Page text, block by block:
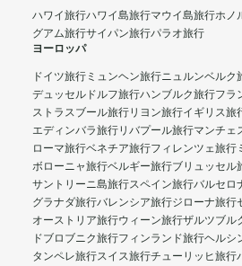
ハワイ旅行ハワイ島旅行マウイ島旅行ホノ
グアム旅行サイパン旅行パラオ旅行
ヨーロッパ
ドイツ旅行 ミュンヘン旅行ニュルンベルク
デュッセルドルフ旅行ハンブルク旅行フラ
ストラスブール旅行リヨン旅行イギリス旅
エディンバラ旅行リバプール旅行マンチェ
ローマ旅行ベネチア旅行フィレンツェ旅行
ボローニャ旅行ベルギー旅行ブリュッセル
サントリーニ島旅行スペイン旅行バルセロ
グラナダ旅行バレンシア旅行ジローナ旅行
オーストリア旅行ウィーン旅行ザルツブル
ドブロブニク旅行フィンランド旅行ヘルシ
タンペレ旅行スイス旅行チューリッヒ旅行